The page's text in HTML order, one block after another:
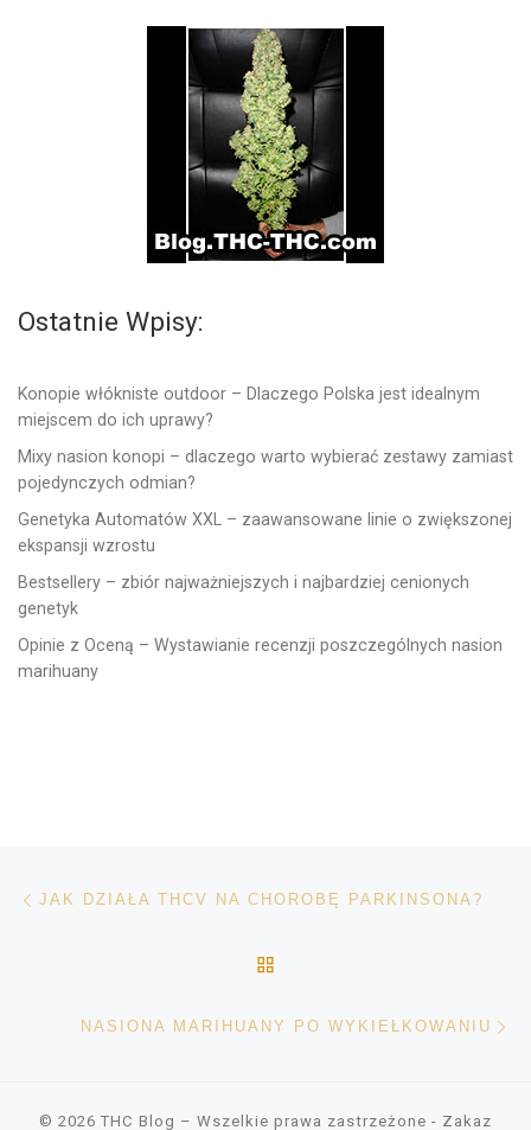
Ostatnie Wpisy:
Konopie włókniste outdoor – Dlaczego Polska jest idealnym
miejscem do ich uprawy?
Mixy nasion konopi – dlaczego warto wybierać zestawy zamiast
pojedynczych odmian?
Genetyka Automatów XXL – zaawansowane linie o zwiększonej
ekspansji wzrostu
Bestsellery – zbiór najważniejszych i najbardziej cenionych
genetyk
Opinie z Oceną – Wystawianie recenzji poszczególnych nasion
marihuany
Nawigacja wpisu
JAK DZIAŁA THCV NA CHOROBĘ PARKINSONA?
NASIONA MARIHUANY PO WYKIEŁKOWANIU
© 2026THC Blog – Wszelkie prawa zastrzeżone - Zakaz